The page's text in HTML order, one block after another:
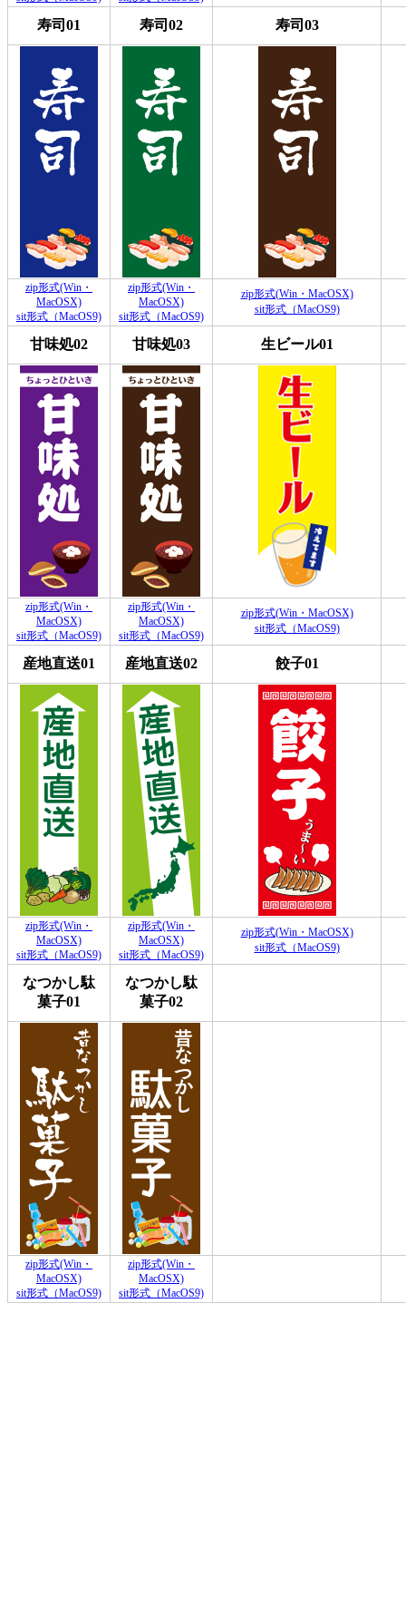
寿司01 寿司02 寿司03
zip形式(Win・
MacOSX)
sit形式（MacOS9)
zip形式(Win・
MacOSX)
sit形式（MacOS9)
zip形式(Win・MacOSX)
sit形式（MacOS9)
甘味処02 甘味処03 生ビール01
zip形式(Win・
MacOSX)
sit形式（MacOS9)
zip形式(Win・
MacOSX)
sit形式（MacOS9)
zip形式(Win・MacOSX)
sit形式（MacOS9)
産地直送01 産地直送02 餃子01
zip形式(Win・
MacOSX)
sit形式（MacOS9)
zip形式(Win・
MacOSX)
sit形式（MacOS9)
zip形式(Win・MacOSX)
sit形式（MacOS9)
なつかし駄
菓子01
なつかし駄
菓子02
zip形式(Win・
MacOSX)
sit形式（MacOS9)
zip形式(Win・
MacOSX)
sit形式（MacOS9)